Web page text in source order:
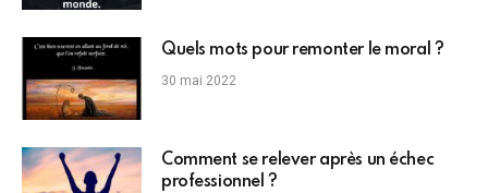
Quels mots pour remonter le moral ?
30 mai 2022
Comment se relever après un échec
professionnel ?